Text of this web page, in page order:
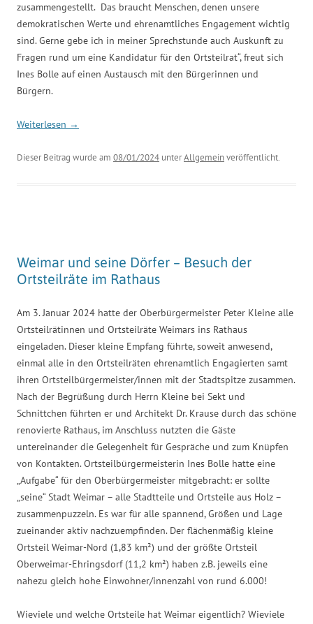
zusammengestellt. Das braucht Menschen, denen unsere
demokratischen Werte und ehrenamtliches Engagement wichtig
sind. Gerne gebe ich in meiner Sprechstunde auch Auskunft zu
Fragen rund um eine Kandidatur für den Ortsteilrat“, freut sich
Ines Bolle auf einen Austausch mit den Bürgerinnen und
Bürgern.
Weiterlesen →
Dieser Beitrag wurde am 08/01/2024 unterAllgemeinveröffentlicht.
Weimar und seine Dörfer – Besuch der
Ortsteilräte im Rathaus
Am 3. Januar 2024 hatte der Oberbürgermeister Peter Kleine alle
Ortsteilrätinnen und Ortsteilräte Weimars ins Rathaus
eingeladen. Dieser kleine Empfang führte, soweit anwesend,
einmal alle in den Ortsteilräten ehrenamtlich Engagierten samt
ihren Ortsteilbürgermeister/innen mit der Stadtspitze zusammen.
Nach der Begrüßung durch Herrn Kleine bei Sekt und
Schnittchen führten er und Architekt Dr. Krause durch das schöne
renovierte Rathaus, im Anschluss nutzten die Gäste
untereinander die Gelegenheit für Gespräche und zum Knüpfen
von Kontakten. Ortsteilbürgermeisterin Ines Bolle hatte eine
„Aufgabe“ für den Oberbürgermeister mitgebracht: er sollte
„seine“ Stadt Weimar – alle Stadtteile und Ortsteile aus Holz –
zusammenpuzzeln. Es war für alle spannend, Größen und Lage
zueinander aktiv nachzuempfinden. Der flächenmäßig kleine
Ortsteil Weimar-Nord (1,83 km²) und der größte Ortsteil
Oberweimar-Ehringsdorf (11,2 km²) haben z.B. jeweils eine
nahezu gleich hohe Einwohner/innenzahl von rund 6.000!
Wieviele und welche Ortsteile hat Weimar eigentlich? Wieviele